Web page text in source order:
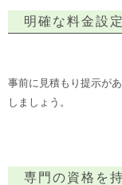
明確な料金設
事前に見積もり提示が
しましょう。
専門の資格を